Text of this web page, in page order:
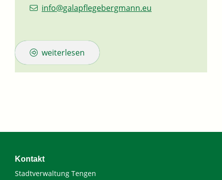
info@galapflegebergmann.eu
weiterlesen
Kontakt
Stadtverwaltung Tengen